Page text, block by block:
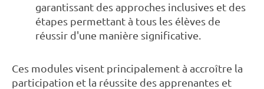
garantissant des approches inclusives et des
étapes permettant à tous les élèves de
réussir d'une manière significative.
Ces modules visent principalement à accroître la
participation et la réussite des apprenantes et